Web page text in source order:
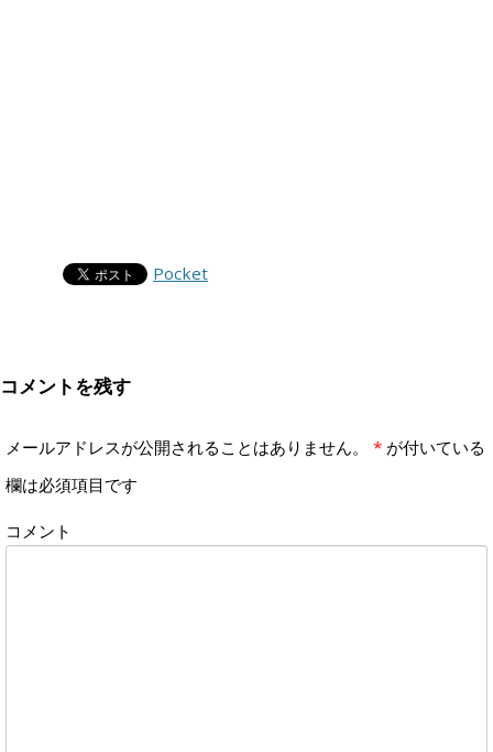
Pocket
コメントを残す
メールアドレスが公開されることはありません。 * が付いている
欄は必須項目です
コメント